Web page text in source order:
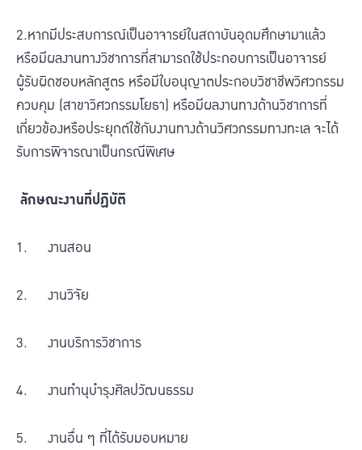
2.หากมีประสบการณ์เป็นอาจารย์ในสถาบันอุดมศึกษามาแล้ว
หรือมีผลงานทางวิชาการที่สามารถใช้ประกอบการเป็นอาจารย์
ผู้รับผิดชอบหลักสูตร หรือมีใบอนุญาตประกอบวิชาชีพวิศวกรรม
ควบคุม (สาขาวิศวกรรมโยธา) หรือมีผลงานทางด้านวิชาการที่
เกี่ยวข้องหรือประยุกต์ใช้กับงานทางด้านวิศวกรรมทางทะเล จะได้
รับการพิจารณาเป็นกรณีพิเศษ
ลักษณะงานที่ปฏิบัติ
1. งานสอน
2. งานวิจัย
3. งานบริการวิชาการ
4. งานทำนุบำรุงศิลปวัฒนธรรม
5. งานอื่น ๆ ที่ได้รับมอบหมาย